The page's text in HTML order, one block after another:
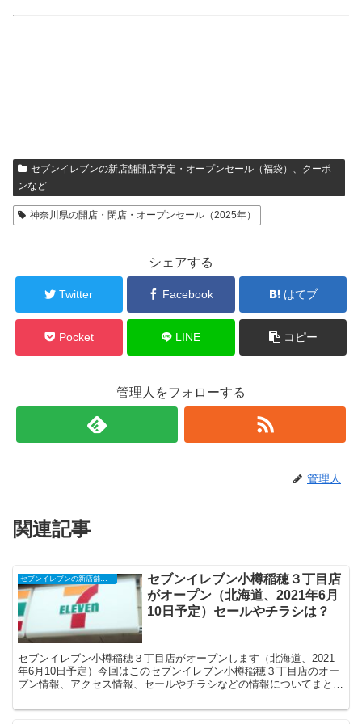
セブンイレブンの新店舗開店予定・オープンセール（福袋）、クーポ
ンなど
神奈川県の開店・閉店・オープンセール（2025年）
シェアする
Twitter Facebook はてブ
Pocket LINE コピー
管理人をフォローする
管理人
関連記事
セブンイレブン小樽稲穂３丁目店
がオープン（北海道、2021年6月
10日予定）セールやチラシは？
セブンイレブン小樽稲穂３丁目店がオープンします（北海道、2021
年6月10日予定）今回はこのセブンイレブン小樽稲穂３丁目店のオー
プン情報、アクセス情報、セールやチラシなどの情報についてまとめ